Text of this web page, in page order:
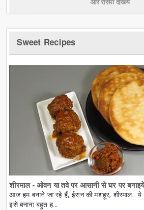
Sweet Recipes
शीरमाल - ओवन या तवे पर आसानी से घर पर
आज हम बनाने जा रहे हैं, ईरान की मशहूर, शीरमाल.
इसे बनाना बहुत ह...